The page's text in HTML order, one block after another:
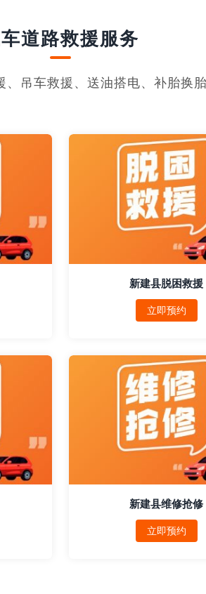
道路救援服务
、吊车救援、送油搭电、补胎换
新建县脱困救援
立即预约
新建县维修抢修
立即预约